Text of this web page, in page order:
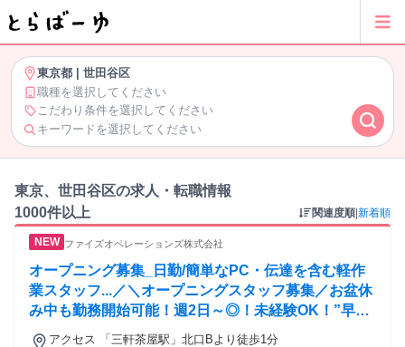
東京都
世田谷区
職種を選択してください
こだわり条件を選択してください
キーワードを選択してください
東京、世田谷区の求人・転職情報
1000件以上
関連度順 新着順
ファイズオペレーションズ株式会社
オープニング募集_日勤/簡単なPC・伝達を含む軽作
業スタッフ...／＼オープニングスタッフ募集／お盆休
み中も勤務開始可能！週2日～◎！未経験OK！”早く
働きたい！”方大歓迎★
アクセス 「三軒茶屋駅」北口Bより徒歩1分